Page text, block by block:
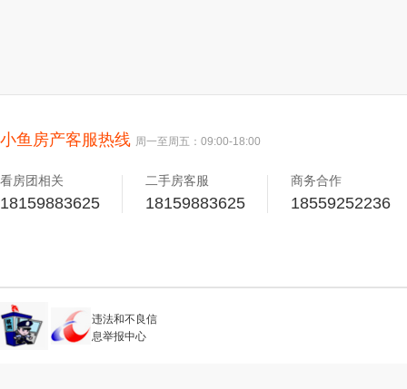
小鱼房产客服热线 周一至周五：09:00-18:00
看房团相关
18159883625
二手房客服
18159883625
商务合作
18559252236
违法和不良信
息举报中心